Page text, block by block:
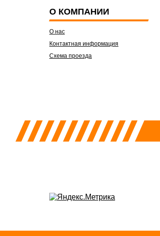
О КОМПАНИИ
О нас
Контактная информация
Схема проезда